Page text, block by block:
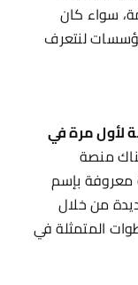
سواء كان
مؤسسات لنتعرف
لأول مرة في
منصة
معروفة بإسم
من خلال
المتمثلة في